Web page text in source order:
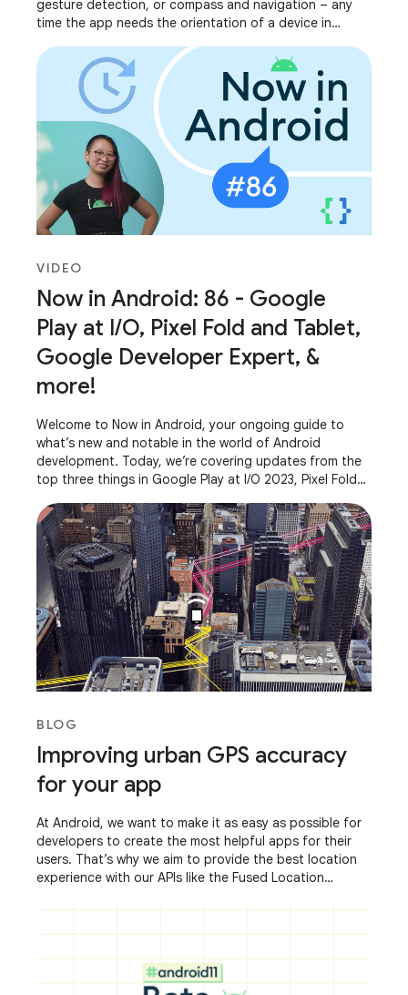
gesture detection, or compass and navigation – any
time the app needs the orientation of a device in
VIDEO
Now in Android: 86 - Google
Play at I/O, Pixel Fold and Tablet,
Google Developer Expert, &
more!
Welcome to Now in Android, your ongoing guide to
what’s new and notable in the world of Android
development. Today, we’re covering updates from the
top three things in Google Play at I/O 2023, Pixel Fold
BLOG
Improving urban GPS accuracy
for your app
At Android, we want to make it as easy as possible for
developers to create the most helpful apps for their
users. That’s why we aim to provide the best location
experience with our APIs like the Fused Location